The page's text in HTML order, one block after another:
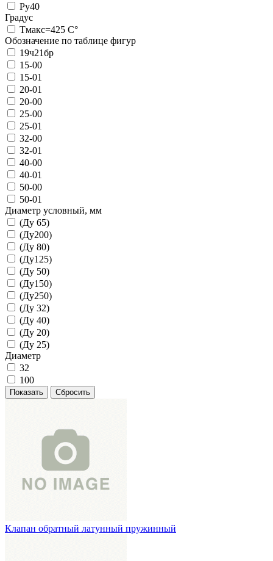
Ру40
Градус
Тмакс=425 С°
Обозначение по таблице фигур
19ч21бр
15-00
15-01
20-01
20-00
25-00
25-01
32-00
32-01
40-00
40-01
50-00
50-01
Диаметр условный, мм
(Ду 65)
(Ду200)
(Ду 80)
(Ду125)
(Ду 50)
(Ду150)
(Ду250)
(Ду 32)
(Ду 40)
(Ду 20)
(Ду 25)
Диаметр
32
100
Показать Сбросить
Клапан обратный латунный пружинный